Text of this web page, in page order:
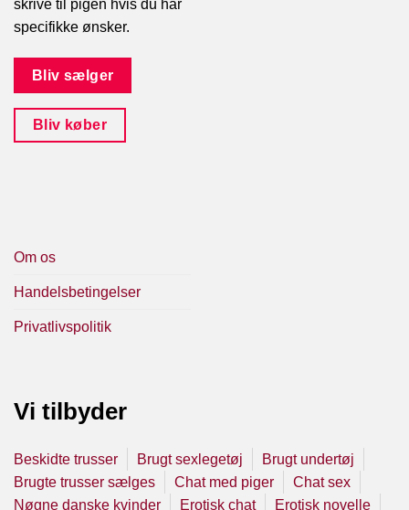
skrive til pigen hvis du har
specifikke ønsker.
Bliv sælger
Bliv køber
Om os
Handelsbetingelser
Privatlivspolitik
Vi tilbyder
Beskidte trusser Brugt sexlegetøj
Brugt undertøj
Brugte trusser sælges
Chat med piger
Chat sex
Nøgne danske kvinder
Erotisk chat Erotisk novelle